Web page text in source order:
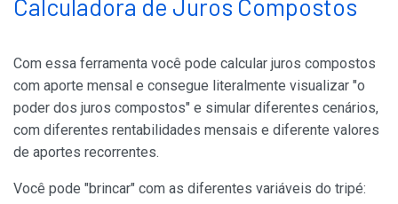
Calculadora de Juros Compostos
Com essa ferramenta você pode calcular juros compostos
com aporte mensal e consegue literalmente visualizar "o
poder dos juros compostos" e simular diferentes cenários,
com diferentes rentabilidades mensais e diferente valores
de aportes recorrentes.
Você pode "brincar" com as diferentes variáveis do tripé: